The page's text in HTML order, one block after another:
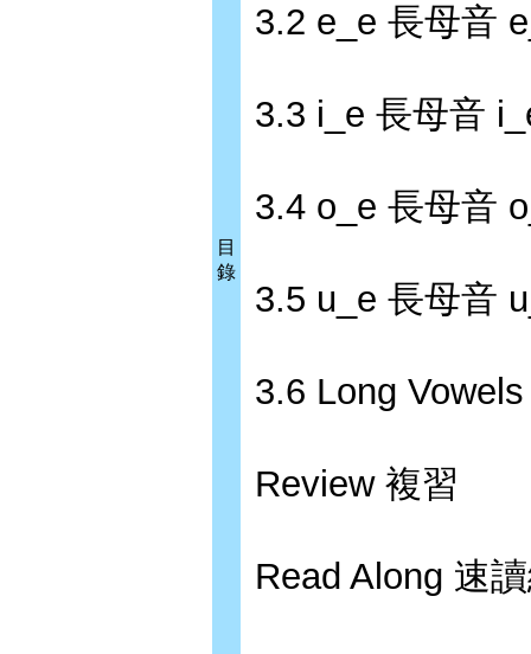
目
錄
3.2 e_e 長母音
3.3 i_e 長母音
3.4 o_e 長母音
3.5 u_e 長母音
3.6 Long
Review 複習
Read Along 速